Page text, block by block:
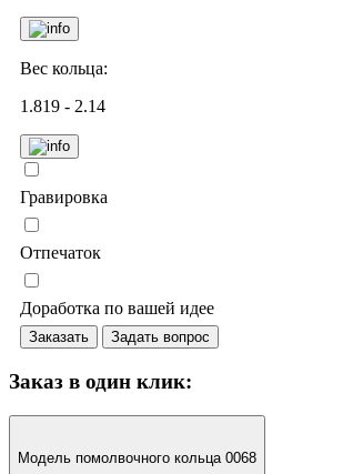
Вес кольца:
1.819 - 2.14
Гравировка
Отпечаток
Доработка по вашей идее
Заказать Задать вопрос
Заказ в один клик:
Модель помолвочного кольца 0068